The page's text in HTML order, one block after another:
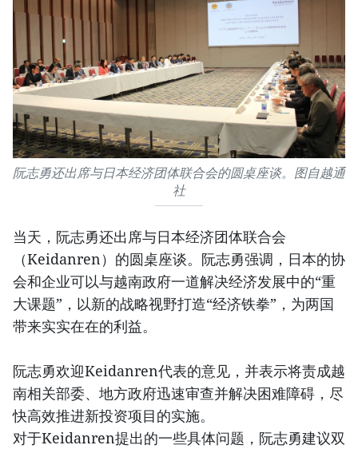
阮志勇还出席与日本经济团体联合会的圆桌座谈。图自越通
社
当天，阮志勇还出席与日本经济团体联合会
（Keidanren）的圆桌座谈。阮志勇强调，日本的协
会和企业可以与越南政府一道解决经济发展中的“重
大课题”，以新的战略视野打造“经济铁拳”，为两国
带来实实在在的利益。
阮志勇欢迎Keidanren代表的意见，并表示将责成越
南相关部委、地方政府迅速审查并解决困难障碍，尽
快高效推进新投资项目的实施。
对于Keidanren提出的一些具体问题，阮志勇建议双